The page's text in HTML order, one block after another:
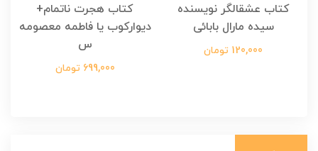
کتاب عشقالگر نویسنده
سیده مارال بابائی
120,000 تومان
کتاب هجرت ناتمام+
دیوارکوب یا فاطمه معصومه
س
699,000 تومان